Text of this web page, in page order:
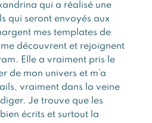
qui a réalisé une
qui seront envoyés aux
mes templates de
me découvrent et rejoignent
Elle a vraiment pris le
de mon univers et m’a
vraiment dans la veine
Je trouve que les
écrits et surtout la